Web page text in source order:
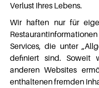
Verlust Ihres Lebens.
Wir haften nur für
Services, die unter
definiert sind. Soweit
anderen Websites
enthaltenen fremden